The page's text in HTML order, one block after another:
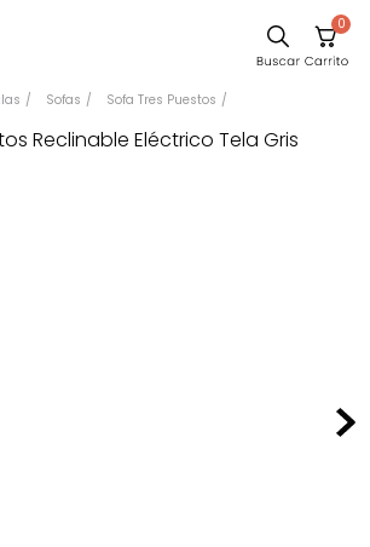
0
Sofas Sofa Tres Puestos
Reclinable Eléctrico Tela Gris